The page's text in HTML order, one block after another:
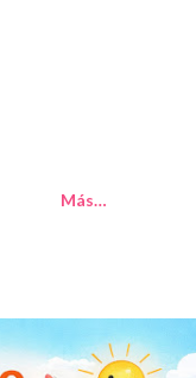
Más…